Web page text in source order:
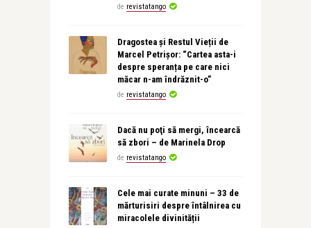
de revistatango
Dragostea și Restul Vieții de
Marcel Petrișor: “Cartea asta-i
despre speranța pe care nici
măcar n-am îndrăznit-o”
de revistatango
Dacă nu poţi să mergi, încearcă
să zbori – de Marinela Drop
de revistatango
Cele mai curate minuni – 33 de
mărturisiri despre întâlnirea cu
miracolele divinității